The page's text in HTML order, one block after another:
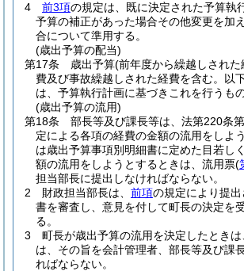
4
前3項の規定は、既に決定された予算執
予算の補正があった場合その他変更を加
合について準用する。
(歳出予算の配当)
第17条
歳出予算(前年度から繰越しされ
費及び事故繰越しされた経費を含む。以
は、予算執行計画に基づきこれを行うも
(歳出予算の流用)
第18条
部長等及び課長等は、法第220条
定による各項の経費の金額の流用をしよ
は歳出予算事項別明細書に定めた目若し
額の流用をしようとするときは、流用票(
担当部長に提出しなければならない。
2
財政担当部長は、 前項の規定により提
書を審査し、意見を付して町長の決定を
る。
3
町長が歳出予算の流用を決定したとき
は、その旨を会計管理者、部長等及び課
ればならない。